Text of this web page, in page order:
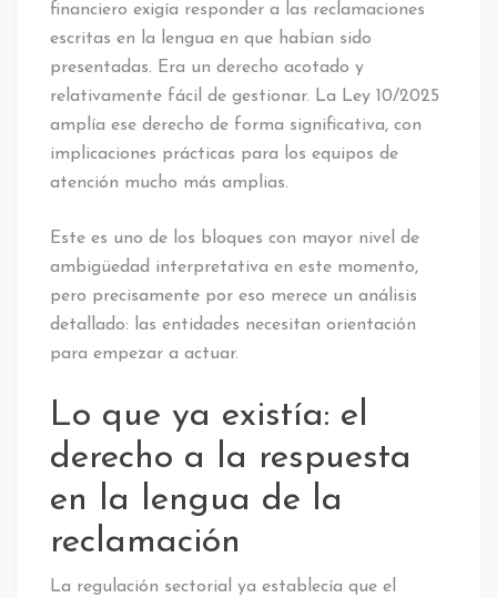
financiero exigía responder a las reclamaciones
escritas en la lengua en que habían sido
presentadas. Era un derecho acotado y
relativamente fácil de gestionar. La Ley 10/2025
amplía ese derecho de forma significativa, con
implicaciones prácticas para los equipos de
atención mucho más amplias.
Este es uno de los bloques con mayor nivel de
ambigüedad interpretativa en este momento,
pero precisamente por eso merece un análisis
detallado: las entidades necesitan orientación
para empezar a actuar.
Lo que ya existía: el
derecho a la respuesta
en la lengua de la
reclamación
La regulación sectorial ya establecía que el